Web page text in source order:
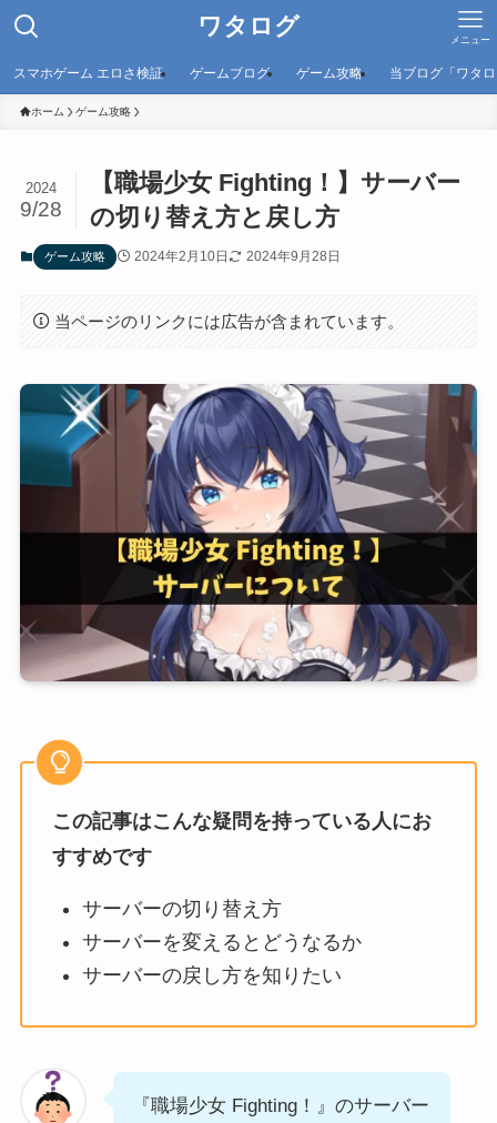
ワタログ メニュー
スマホゲーム エロさ検証 ゲームブログ ゲーム攻略 当ブログ「ワタ
ホーム ゲーム攻略
【職場少女 Fighting！】サーバー
の切り替え方と戻し方
2024
9/28
ゲーム攻略 2024年2月10日 2024年9月28日
当ページのリンクには広告が含まれています。
この記事はこんな疑問を持っている人にお
すすめです
サーバーの切り替え方
サーバーを変えるとどうなるか
サーバーの戻し方を知りたい
『職場少女 Fighting！』のサーバー